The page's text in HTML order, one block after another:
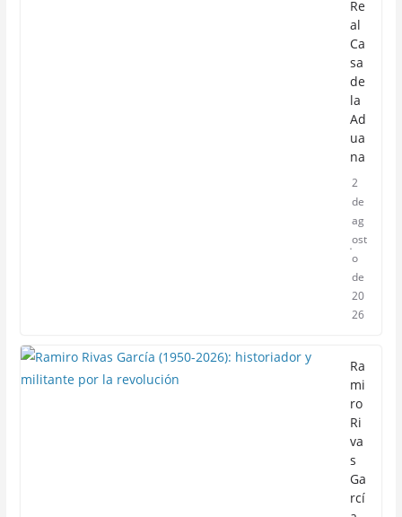
Re
al
Ca
sa
de
la
Ad
ua
na
2
de
ag
ost
o
de
20
26
Ra
mi
ro
Ri
va
s
Ga
rcí